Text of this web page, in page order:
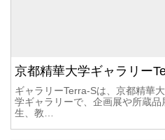
京都精華大学ギャラリー
ギャラリーTerra-Sは、京都精華
学ギャラリーで、企画展や所蔵品
生、教…